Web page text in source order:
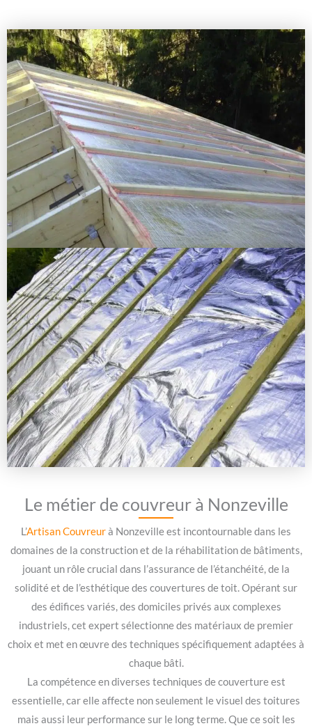
Le métier de couvreur à Nonzeville
L’Artisan Couvreurà Nonzeville est incontournable dans les
domaines de la construction et de la réhabilitation de bâtiments,
jouant un rôle crucial dans l’assurance de l’étanchéité, de la
solidité et de l’esthétique des couvertures de toit. Opérant sur
des édifices variés, des domiciles privés aux complexes
industriels, cet expert sélectionne des matériaux de premier
choix et met en œuvre des techniques spécifiquement adaptées à
chaque bâti.
La compétence en diverses techniques de couverture est
essentielle, car elle affecte non seulement le visuel des toitures
mais aussi leur performance sur le long terme. Que ce soit les